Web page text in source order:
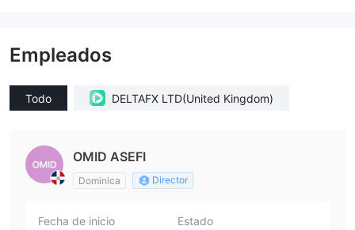
Empleados
Todo DELTAFX LTD(United Kingdom)
OMID ASEFI
Dominica Director
Fecha de inicio
Estado